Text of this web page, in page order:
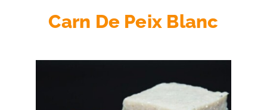
Grup Iberland
Carn De Peix Blanc